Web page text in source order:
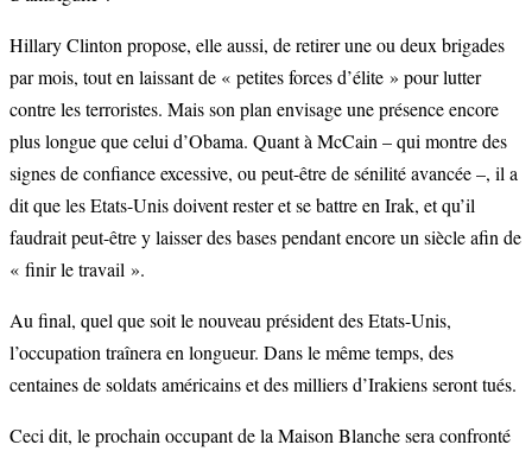
Hillary Clinton propose, elle aussi, de retirer une ou deux brigades
par mois, tout en laissant de « petites forces d’élite » pour lutter
contre les terroristes. Mais son plan envisage une présence encore
plus longue que celui d’Obama. Quant à McCain – qui montre des
signes de confiance excessive, ou peut-être de sénilité avancée –, il a
dit que les Etats-Unis doivent rester et se battre en Irak, et qu’il
faudrait peut-être y laisser des bases pendant encore un siècle afin de
« finir le travail ».
Au final, quel que soit le nouveau président des Etats-Unis,
l’occupation traînera en longueur. Dans le même temps, des
centaines de soldats américains et des milliers d’Irakiens seront tués.
Ceci dit, le prochain occupant de la Maison Blanche sera confronté